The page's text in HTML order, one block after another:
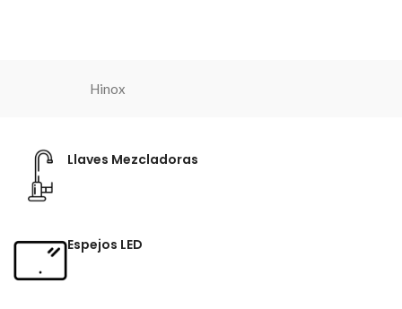
Hinox
Llaves Mezcladoras
Espejos LED